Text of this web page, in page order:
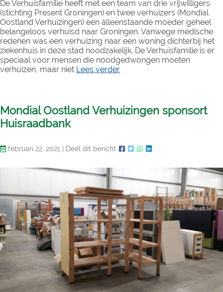
De Verhuisfamilie heeft met een team van drie vrijwilligers
(stichting Present Groningen) en twee verhuizers (Mondial
Oostland Verhuizingen) een alleenstaande moeder geheel
belangeloos verhuisd naar Groningen. Vanwege medische
redenen was een verhuizing naar een woning dichterbij het
ziekenhuis in deze stad noodzakelijk. De Verhuisfamilie is er
speciaal voor mensen die noodgedwongen moeten
verhuizen, maar niet Lees verder
Mondial Oostland Verhuizingen sponsort
Huisraadbank
februari 22, 2021 Deel dit bericht: